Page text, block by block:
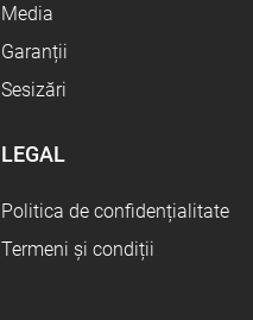
Media
Garanții
Sesizări
LEGAL
Politica de confidențialitate
Termeni și condiții